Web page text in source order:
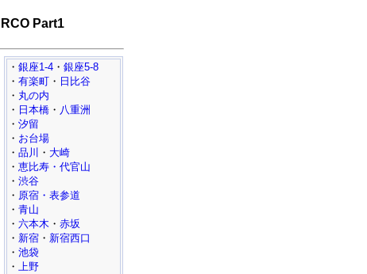
Part1
・ 銀座1-4 ・ 銀座5-8
・ 有楽町 ・ 日比谷
・ 丸の内
・ 日本橋 ・ 八重洲
・ 汐留
・ お台場
・ 品川 ・ 大崎
・ 恵比寿・代官山
・ 渋谷
・ 原宿・表参道
・ 青山
・ 六本木 ・ 赤坂
・ 新宿 ・ 新宿西口
・ 池袋
・ 上野